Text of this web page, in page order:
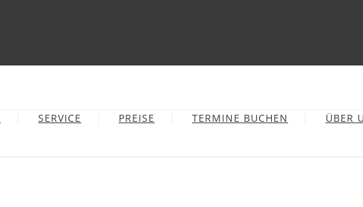
SERVICE PREISE TERMINE BUCHEN ÜBER